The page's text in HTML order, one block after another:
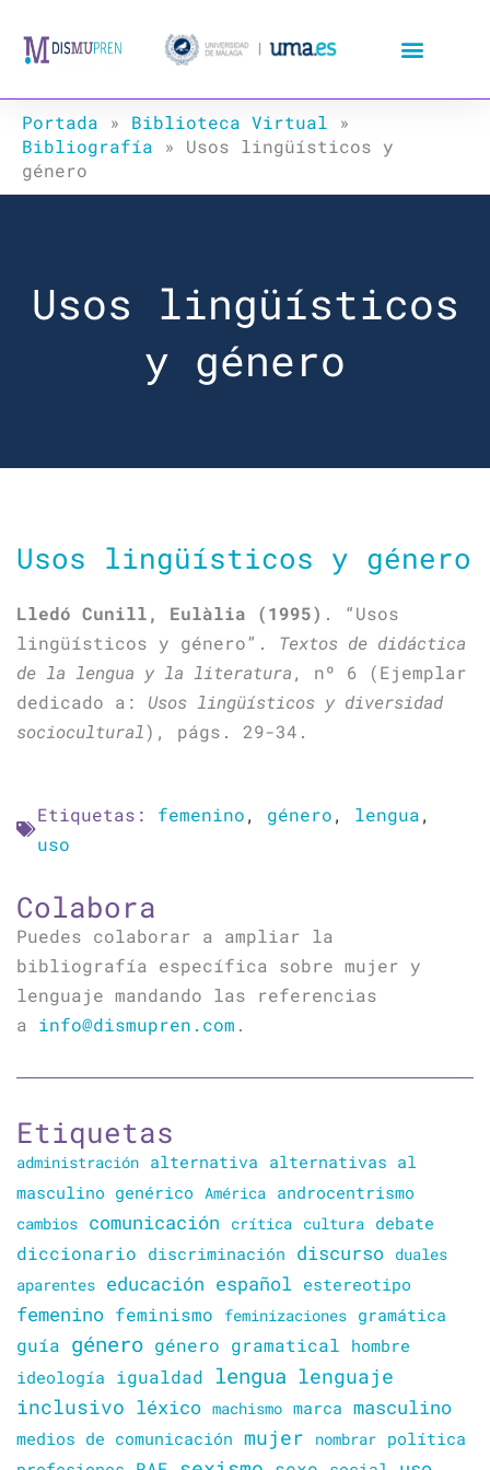
Portada » Biblioteca Virtual »
Bibliografía » Usos lingüísticos y
género
Usos lingüísticos
y género
Usos lingüísticos y género
Lledó Cunill, Eulàlia (1995) . “Usos
lingüísticos y género”. Textos de didáctica
de la lengua y la literatura, nº 6 (Ejemplar
dedicado a: Usos lingüísticos y diversidad
sociocultural), págs. 29-34.
Etiquetas: femenino, género, lengua,
uso
Colabora
Puedes colaborar a ampliar la
bibliografía específica sobre mujer y
lenguaje mandando las referencias
a info@dismupren.com .
Etiquetas
administración alternativa alternativas al
masculino genérico
América androcentrismo
cambios comunicación crítica cultura debate
diccionario discriminación discurso duales
aparentes educación español estereotipo
femenino feminismo feminizaciones gramática
guía género género gramatical hombre
ideología igualdad lengua lenguaje
inclusivo léxico machismo marca masculino
medios de comunicación mujer nombrar política